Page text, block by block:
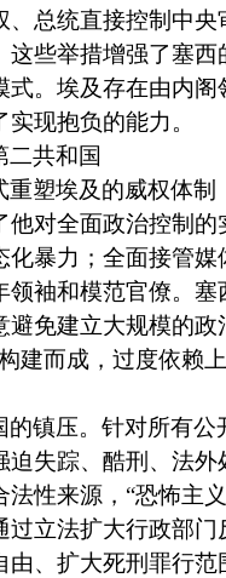
、总统直接控制中
这些举措增强了塞
式。埃及存在由内
现抱负的能力。
二共和国
重塑埃及的威权体
他对全面政治控制
化暴力；全面接管
领袖和模范官僚。
避免建立大规模的
建而成，过度依赖
的镇压。针对所有
迫失踪、酷刑、法
法性来源，“恐怖主
过立法扩大行政部
由、扩大死刑罪行